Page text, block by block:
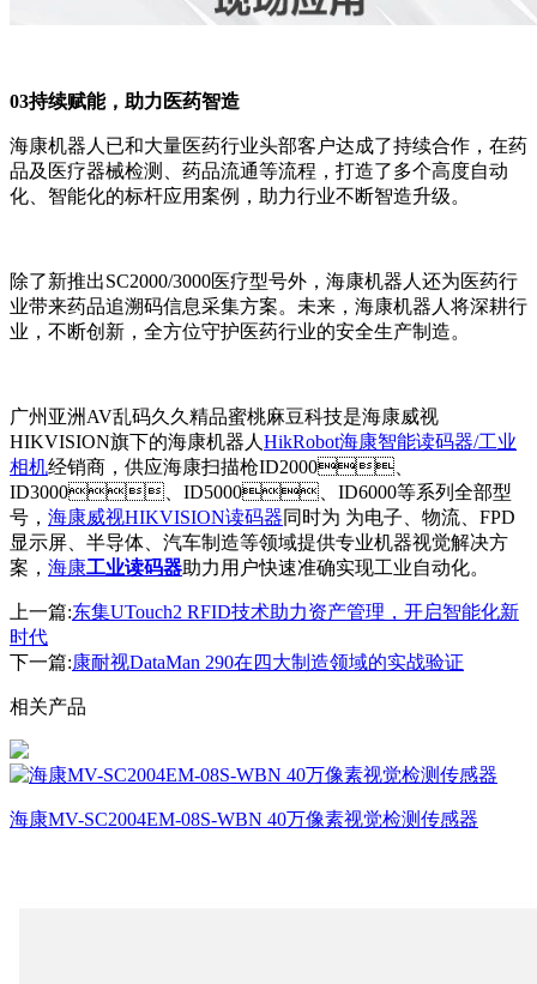
03持续赋能，助力医药智造
海康机器人已和大量医药行业头部客户达成了持续合作，在药
品及医疗器械检测、药品流通等流程，打造了多个高度自动
化、智能化的标杆应用案例，助力行业不断智造升级。
除了新推出SC2000/3000医疗型号外，海康机器人还为医药行
业带来药品追溯码信息采集方案。未来，海康机器人将深耕行
业，不断创新，全方位守护医药行业的安全生产制造。
广州亚洲AV乱码久久精品蜜桃麻豆科技是海康威视
HIKVISION旗下的海康机器人 HikRobot海康智能读码器/工业
相机经销商，供应海康扫描枪ID2000、
ID3000、ID5000、ID6000等系列全部型
号， 海康威视HIKVISION读码器同时为 为电子、物流、FPD
显示屏、半导体、汽车制造等领域提供专业机器视觉解决方
案， 海康工业读码器助力用户快速准确实现工业自动化。
上一篇:东集UTouch2 RFID技术助力资产管理，开启智能化新
时代
下一篇:康耐视DataMan 290在四大制造领域的实战验证
相关产品
海康MV-SC2004EM-08S-WBN 40万像素视觉检测传感器